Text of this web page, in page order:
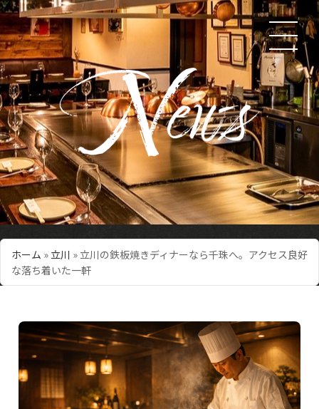
ホーム » 立川 » 立川の鉄板焼きディナーなら千珠へ。アクセス良好
な落ち着いた一軒